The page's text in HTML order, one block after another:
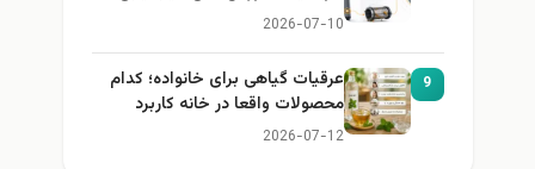
2026-07-10
9
عرقیات گیاهی برای خانواده؛ کدام
محصولات واقعا در خانه کاربرد
دارند؟
2026-07-12